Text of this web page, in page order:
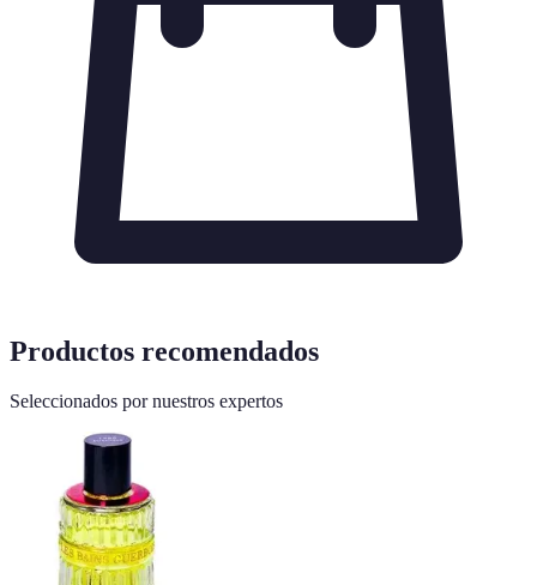
Productos recomendados
Seleccionados por nuestros expertos